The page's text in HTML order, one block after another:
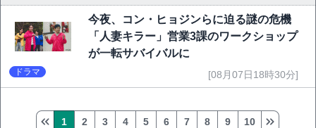
今夜、コン・ヒョジンらに迫る謎の危機
「人妻キラー」営業3課のワークショップ
が一転サバイバルに
ドラマ [08月07日18時30分]
1 2 3 4 5 6 7 8 9 10